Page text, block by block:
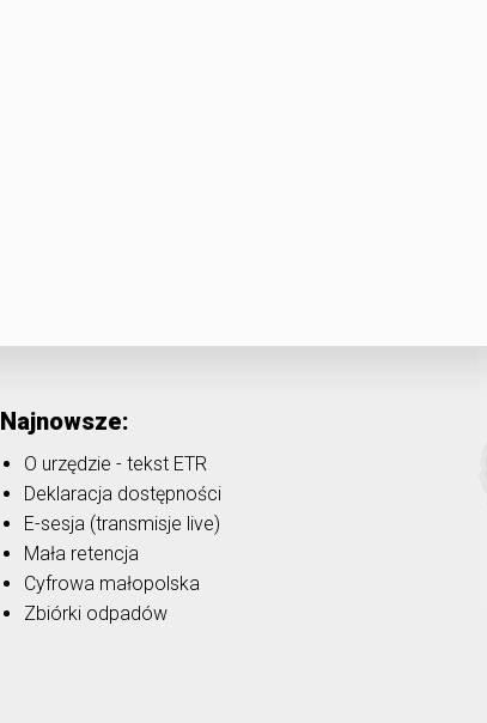
Najnowsze:
O urzędzie - tekst ETR
Deklaracja dostępności
E-sesja (transmisje live)
Mała retencja
Cyfrowa małopolska
Zbiórki odpadów